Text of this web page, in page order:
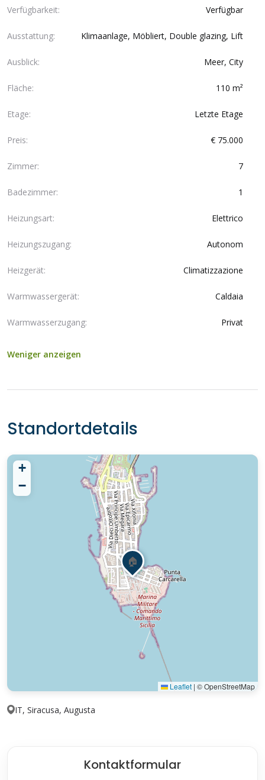
Verfügbarkeit: Verfügbar
Ausstattung: Klimaanlage, Möbliert, Double glazing, Lift
Ausblick: Meer, City
Fläche: 110 m²
Etage: Letzte Etage
Preis: € 75.000
Zimmer: 7
Badezimmer: 1
Heizungsart: Elettrico
Heizungszugang: Autonom
Heizgerät: Climatizzazione
Warmwassergerät: Caldaia
Warmwasserzugang: Privat
Weniger anzeigen
Standortdetails
🏠
+
−
Leaflet | © OpenStreetMap
IT, Siracusa, Augusta
Kontaktformular